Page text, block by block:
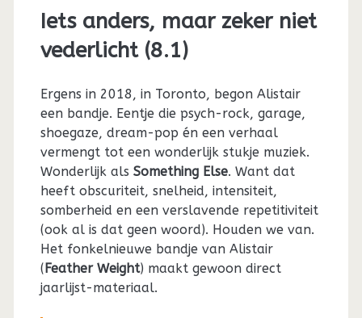
Iets anders, maar zeker niet
vederlicht (8.1)
Ergens in 2018, in Toronto, begon Alistair
een bandje. Eentje die psych-rock, garage,
shoegaze, dream-pop én een verhaal
vermengt tot een wonderlijk stukje muziek.
Wonderlijk als Something Else. Want dat
heeft obscuriteit, snelheid, intensiteit,
somberheid en een verslavende repetitiviteit
(ook al is dat geen woord). Houden we van.
Het fonkelnieuwe bandje van Alistair
( Feather Weight) maakt gewoon direct
jaarlijst-materiaal.